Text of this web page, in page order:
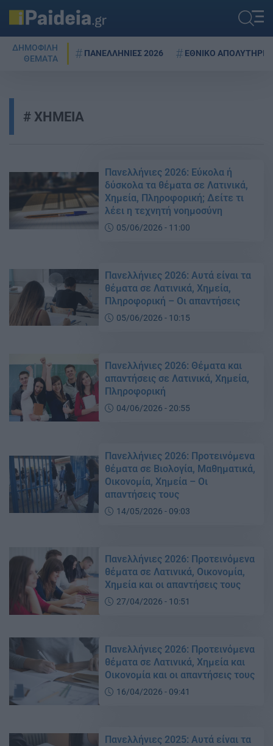
ΔΗΜΟΦΙΛΗ
ΘΕΜΑΤΑ
ΠΑΝΕΛΛΗΝΙΕΣ 2026 ΕΘΝΙΚΟ ΑΠΟΛΥΤΗΡΙΟ
ΧΗΜΕΙΑ
Πανελλήνιες 2026: Εύκολα ή
δύσκολα τα θέματα σε Λατινικά,
Χημεία, Πληροφορική; Δείτε τι
λέει η τεχνητή νοημοσύνη
05/06/2026 - 11:00
Πανελλήνιες 2026: Αυτά είναι τα
θέματα σε Λατινικά, Χημεία,
Πληροφορική – Οι απαντήσεις
05/06/2026 - 10:15
Πανελλήνιες 2026: Θέματα και
απαντήσεις σε Λατινικά, Χημεία,
Πληροφορική
04/06/2026 - 20:55
Πανελλήνιες 2026: Προτεινόμενα
θέματα σε Βιολογία, Μαθηματικά,
Οικονομία, Χημεία – Οι
απαντήσεις τους
14/05/2026 - 09:03
Πανελλήνιες 2026: Προτεινόμενα
θέματα σε Λατινικά, Οικονομία,
Χημεία και οι απαντήσεις τους
27/04/2026 - 10:51
Πανελλήνιες 2026: Προτεινόμενα
θέματα σε Λατινικά, Χημεία και
Οικονομία και οι απαντήσεις τους
16/04/2026 - 09:41
Πανελλήνιες 2025: Αυτά είναι τα